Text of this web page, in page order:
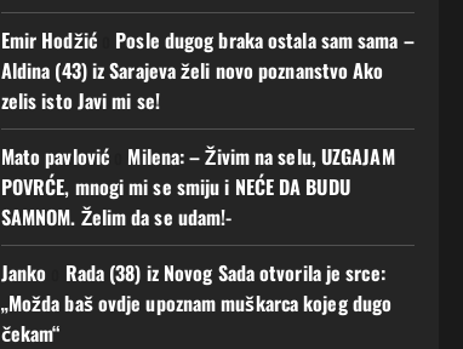
Emir Hodžićo Posle dugog braka ostala sam sama –
Aldina (43) iz Sarajeva želi novo poznanstvo Ako
zelis isto Javi mi se!
Mato pavlović
Milena: – Živim na selu, UZGAJAM
POVRĆE, mnogi mi se smiju i NEĆE DA BUDU
SAMNOM. Želim da se udam!-
Janko
Rada (38) iz Novog Sada otvorila je srce:
„Možda baš ovdje upoznam muškarca kojeg dugo
čekam“